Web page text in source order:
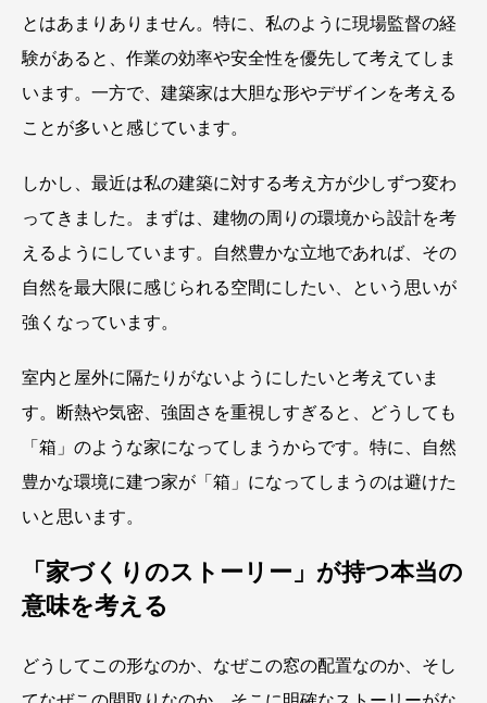
とはあまりありません。特に、私のように現場監督の経
験があると、作業の効率や安全性を優先して考えてしま
います。一方で、建築家は大胆な形やデザインを考える
ことが多いと感じています。
しかし、最近は私の建築に対する考え方が少しずつ変わ
ってきました。まずは、建物の周りの環境から設計を考
えるようにしています。自然豊かな立地であれば、その
自然を最大限に感じられる空間にしたい、という思いが
強くなっています。
室内と屋外に隔たりがないようにしたいと考えていま
す。断熱や気密、強固さを重視しすぎると、どうしても
「箱」のような家になってしまうからです。特に、自然
豊かな環境に建つ家が「箱」になってしまうのは避けた
いと思います。
「家づくりのストーリー」が持つ本当の
意味を考える
どうしてこの形なのか、なぜこの窓の配置なのか、そし